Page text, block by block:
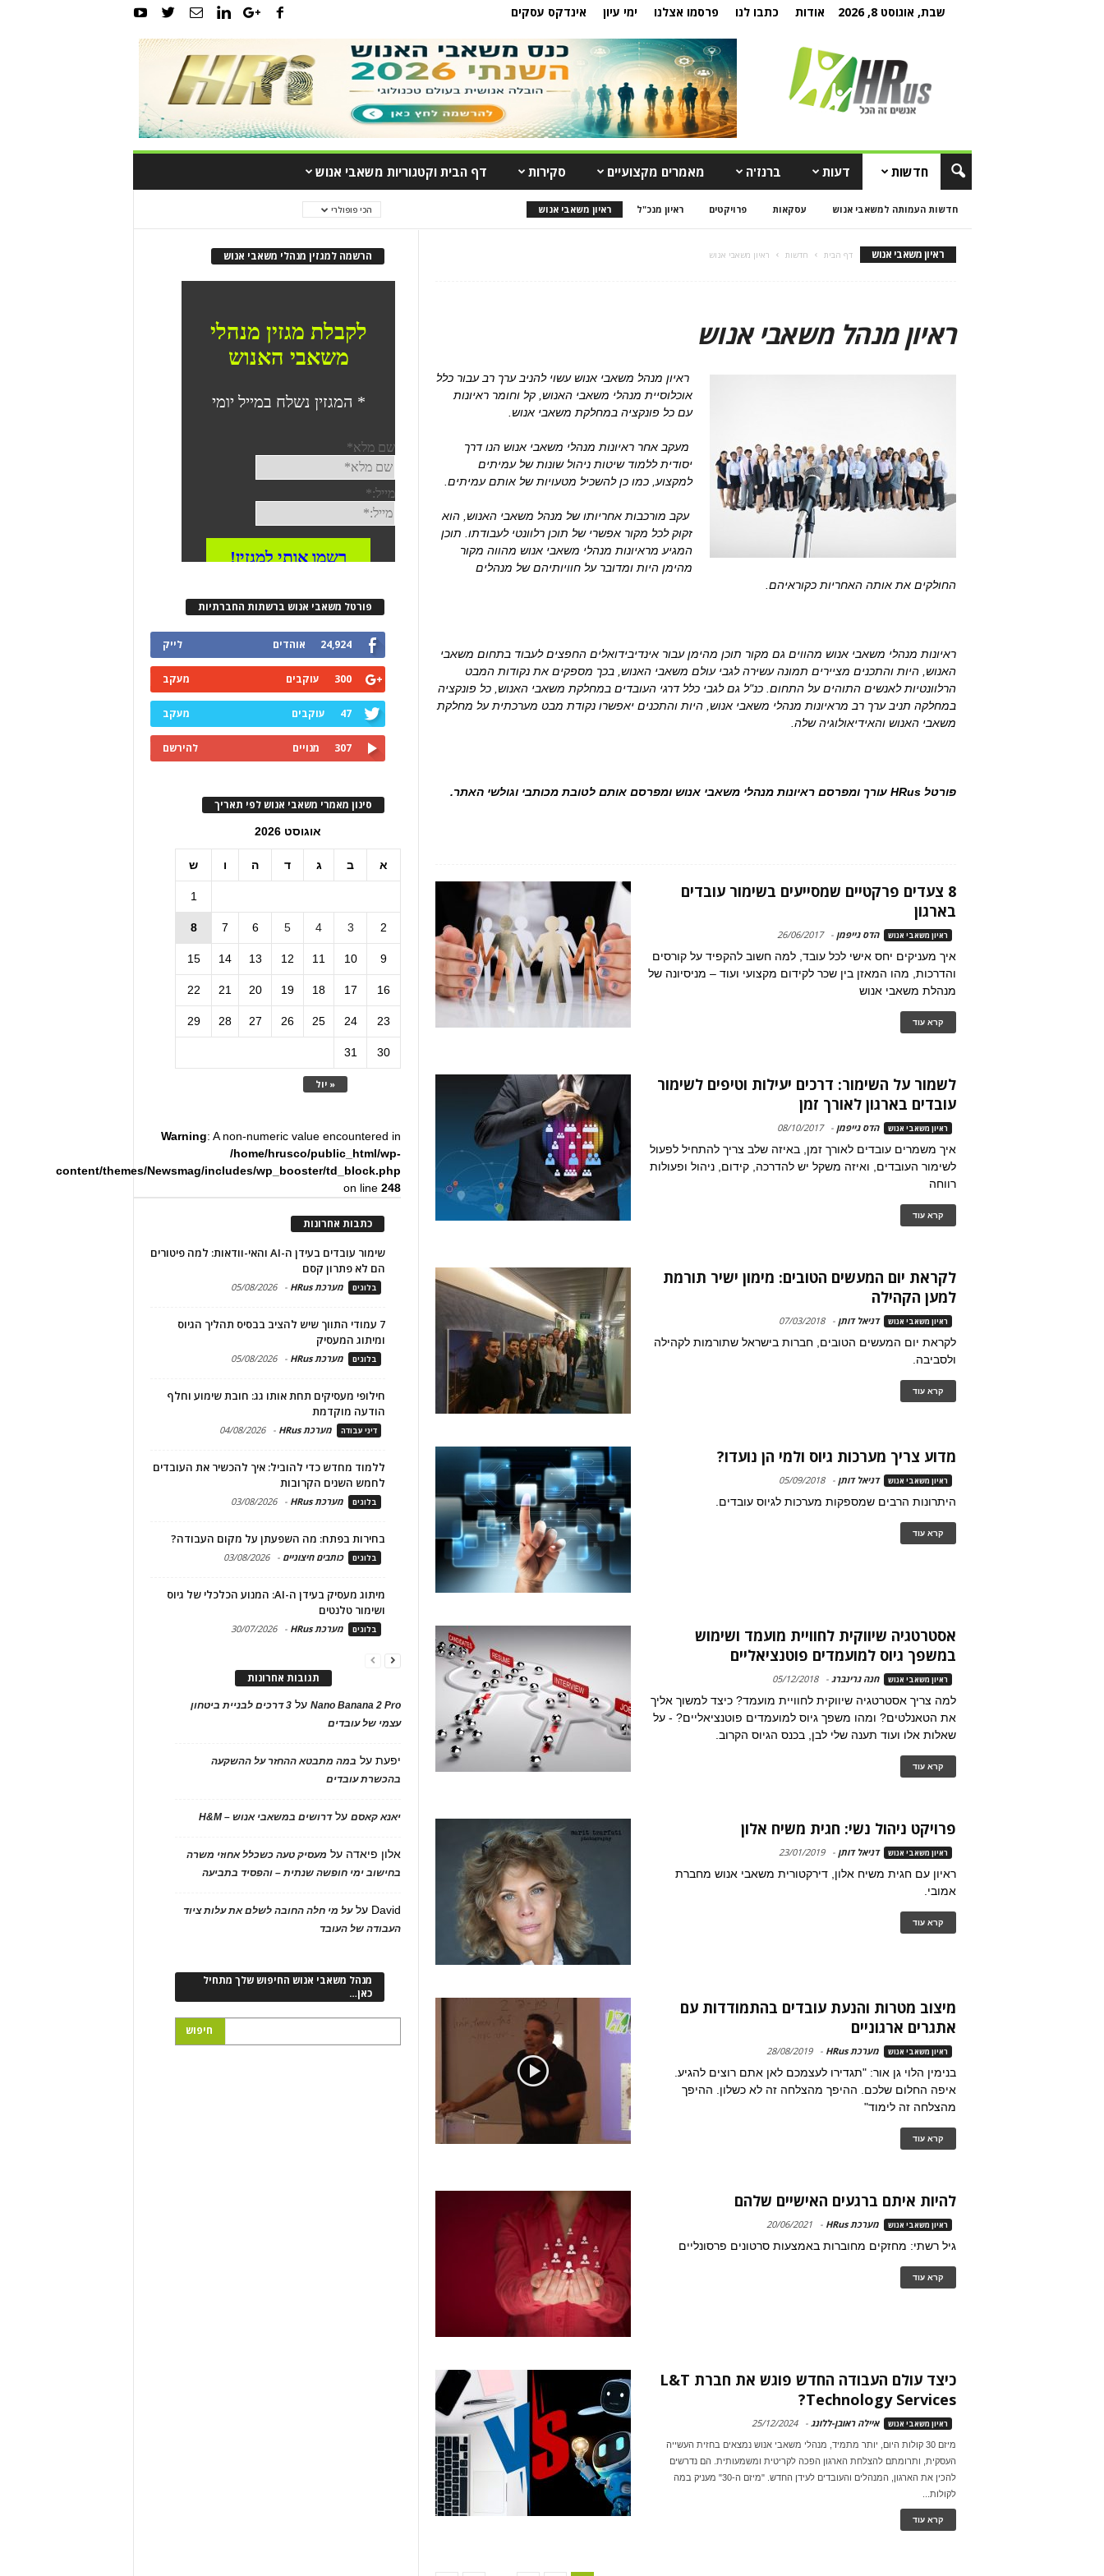
שבת, אוגוסט 8, 2026 אודות כתבו לנו פרסמו אצלנו ימי עיון אינדקס עסקים
חדשות דעות ברנז'ה מאמרים מקצועיים סקירות דף הבית וקטגוריות משאבי אנוש
חדשות העמותה למשאבי אנוש עסקאות פרויקטים ראיון מנכ"ל ראיון משאבי אנוש הכי פופולרי
ראיון משאבי אנוש דף הבית חדשות ראיון משאבי אנוש
ראיון מנהל משאבי אנוש
ראיון מנהל משאבי אנוש עשוי להניב ערך רב עבור כלל
אוכלוסיית מנהלי משאבי האנוש, קל וחומר ראיונות
עם כל פונקציה במחלקת משאבי אנוש.
מעקב אחר ראיונות מנהלי משאבי אנוש הנו דרך
יסודית ללמוד שיטות ניהול שונות של עמיתים
למקצוע, כמו כן להשכיל מטעויות של אותם עמיתים.
עקב מורכבות אחריותו של מנהל משאבי האנוש, הוא
זקוק לכל מקור אפשרי של תוכן רלוונטי לעבודתו. תוכן
המגיע מראיונות מנהלי משאבי אנוש מהווה מקור
מהימן היות ומדובר על חוויותיהם של מנהלים
החולקים את אותה האחריות כקוראיהם.
ראיונות מנהלי משאבי אנוש מהווים גם מקור תוכן מהימן עבור אינדיבידואלים החפצים לעבוד בתחום משאבי
האנוש, היות והתכנים מציירים תמונה עשירה לגבי עולם משאבי האנוש, בכך מספקים את נקודות המבט
הרלוונטיות לאנשים התוהים על התחום. כנ"ל גם לגבי כלל דרגי העובדים במחלקת משאבי האנוש, כל פונקציה
במחלקה תניב ערך רב מראיונות מנהלי משאבי אנוש, היות והתכנים יאפשרו נקודת מבט מערכתית על מחלקת
משאבי האנוש והאידיאולוגיה שלה.
פורטל HRus עורך ומפרסם ראיונות מנהלי משאבי אנוש ומפרסם אותם לטובת מכותבי וגולשי האתר.
8 צעדים פרקטיים שמסייעים בשימור עובדים
בארגון
ראיון משאבי אנוש הדס גייפמן -
26/06/2017
איך מעניקים יחס אישי לכל עובד, למה חשוב להקפיד על קורסים
והדרכות, מהו המאזן בין שכר לקידום מקצועי ועוד – מניסיונה של
מנהלת משאבי אנוש
קרא עוד
לשמור על השימור: דרכים יעילות וטיפים לשימור
עובדים בארגון לאורך זמן
ראיון משאבי אנוש הדס גייפמן -
08/10/2017
איך משמרים עובדים לאורך זמן, באיזה שלב צריך להתחיל לפעול
לשימור העובדים, ואיזה משקל יש להדרכה, קידום, ניהול ופעולות
רווחה
קרא עוד
לקראת יום המעשים הטובים: מימון ישיר תורמת
למען הקהילה
ראיון משאבי אנוש דניאל דותן -
07/03/2018
לקראת יום המעשים הטובים, חברות בישראל שתורמות לקהילה
ולסביבה.
קרא עוד
מדוע צריך מערכות גיוס ולמי הן נועדו?
ראיון משאבי אנוש דניאל דותן -
05/09/2018
היתרונות הרבים שמספקות מערכות לגיוס עובדים.
קרא עוד
אסטרטגיה שיווקית לחוויית מועמד ושימוש
במשפך גיוס למועמדים פוטנציאליים
ראיון משאבי אנוש חנה גרינברג -
05/12/2018
למה צריך אסטרטגיה שיווקית לחוויית מועמד? כיצד למשוך אליך
את הטאנלטים? ומהו משפך גיוס למועמדים פוטנציאליים? - על
שאלות אלו ועוד תענה שלי לבן, בכנס הגיוס הקרוב.
קרא עוד
פרויקט ניהול נשי: חגית משיח אלון
ראיון משאבי אנוש דניאל דותן -
23/01/2019
ראיון עם חגית משיח אלון, דירקטורית משאבי אנוש מחברת
אמובי.
קרא עוד
מיצוב מטרות והנעת עובדים בהתמודדות עם
אתגרים ארגוניים
ראיון משאבי אנוש מערכת HRus -
28/08/2019
בנימין הלוי גן אור: "תגדירו לעצמכם לאן אתם רוצים להגיע.
איפה החלום שלכם. ההיפך מהצלחה זה לא כשלון. ההיפך
מהצלחה זה לימוד"
קרא עוד
להיות איתם ברגעים האישיים שלהם
ראיון משאבי אנוש מערכת HRus -
20/06/2021
גיל רשתי: מחזקים מחוברות באמצעות סרטונים פרסונליים
קרא עוד
כיצד עולם העבודה החדש פוגש את חברת L&T
Technology Services?
ראיון משאבי אנוש איילה ראובן-ללונג -
25/12/2024
מיזם 30 קולות היום, יותר מתמיד, מנהלי משאבי אנוש נמצאים בחזית העשייה
העסקית, ותרומתם להצלחת הארגון הפכה לקריטית ומשמעותית. הם נדרשים
להכין את הארגון, המנהלים והעובדים לעידן החדש. "מיזם ה-30" מעניק במה
לקולות...
קרא עוד
הרשמה למגזין מנהלי משאבי אנוש
פורטל משאבי אנוש ברשתות החברתיות
24,924 אוהדים לייק
300 עוקבים מעקב
47 עוקבים מעקב
307 מנויים להירשם
סינון מאמרי משאבי אנוש לפי תאריך
אוגוסט 2026
א ב ג ד ה ו ש
« יול
1
2
3
4
5
6
7
8
9
10
11
12
13
14
15
16
17
18
19
20
21
22
23
24
25
26
27
28
29
30
31
Warning: A non-numeric value encountered in
/home/hrusco/public_html/wp-
content/themes/Newsmag/includes/wp_booster/td_block.php
on line248
כתבות אחרונות
שימור עובדים בעידן ה-AI והאי-וודאות: למה פיטורים
הם לא פתרון קסם
בלוגים מערכת HRus -
05/08/2026
7 עמודי התווך שיש להציב בבסיס תהליך הגיוס
ומיתוג המעסיק
בלוגים מערכת HRus -
05/08/2026
חילופי מעסיקים תחת אותו גג: חובת שימוע וחלף
הודעה מוקדמת
דיני עבודה מערכת HRus -
04/08/2026
ללמוד מחדש כדי להוביל: איך להכשיר את העובדים
לחמש השנים הקרובות
בלוגים מערכת HRus -
03/08/2026
בחירות בפתח: מה השפעתן על מקום העבודה?
בלוגים כותבים חיצוניים -
03/08/2026
מיתוג מעסיק בעידן ה-AI: המנוע הכלכלי של גיוס
ושימור טלנטים
בלוגים מערכת HRus -
30/07/2026
תגובות אחרונות
Nano Banana 2 Proעל
3 דרכים לבניית ביטחון
עצמי של עובדים
יפעתעל במה מתבטא ההחזר על ההשקעה
בהכשרת עובדים
יאנא קאסםעלדרושים במשאבי אנוש – H&M
אלון פיאדה על מעסיק טעה כשכלל אחוזי משרה
בחישוב ימי חופשה שנתית – והפסיד בתביעה
David עלעל מי חלה החובה לשלם את עלות ציוד
העבודה של העובד
מנהל משאבי אנוש החיפוש שלך מתחיל
כאן…